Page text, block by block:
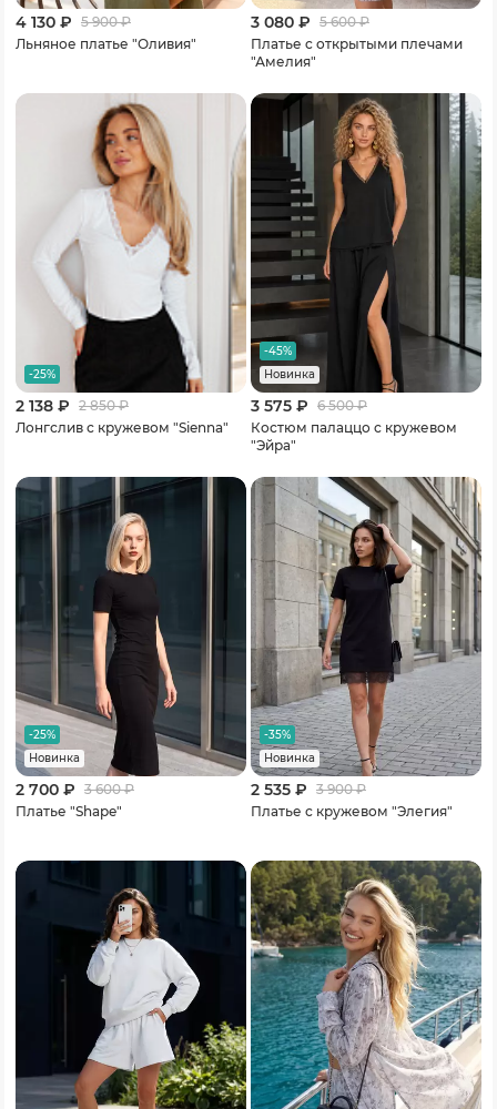
4 130 ₽ 5 900₽
Льняное платье "Оливия"
3 080 ₽ 5 600₽
Платье c открытыми плечами
"Амелия"
-25%
2 138 ₽ 2 850₽
Лонгслив с кружевом "Sienna"
-45%
Новинка
3 575 ₽ 6 500₽
Костюм палаццо с кружевом
"Эйра"
-25%
Новинка
2 700 ₽ 3 600₽
Платье "Shape"
-35%
Новинка
2 535 ₽ 3 900₽
Платье с кружевом "Элегия"